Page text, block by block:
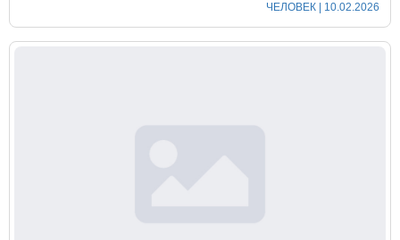
ЧЕЛОВЕК | 10.02.2026